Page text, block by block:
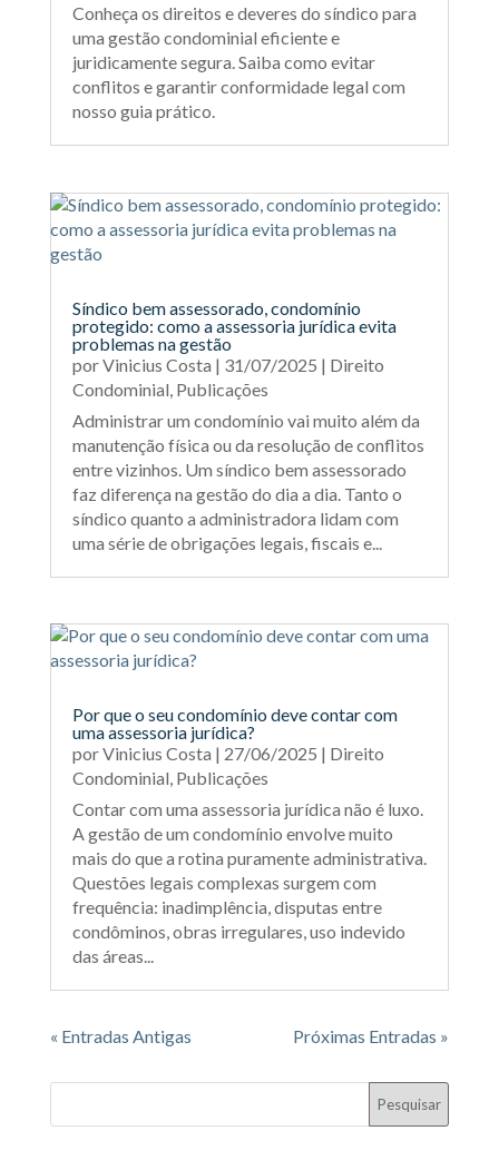
Conheça os direitos e deveres do síndico para
uma gestão condominial eficiente e
juridicamente segura. Saiba como evitar
conflitos e garantir conformidade legal com
nosso guia prático.
Síndico bem assessorado, condomínio
protegido: como a assessoria jurídica evita
problemas na gestão
porVinicius Costa | 31/07/2025 | Direito
Condominial Publicações
Administrar um condomínio vai muito além da
manutenção física ou da resolução de conflitos
entre vizinhos. Um síndico bem assessorado
faz diferença na gestão do dia a dia. Tanto o
síndico quanto a administradora lidam com
uma série de obrigações legais, fiscais e...
Por que o seu condomínio deve contar com
uma assessoria jurídica?
porVinicius Costa | 27/06/2025 | Direito
Condominial, Publicações
Contar com uma assessoria jurídica não é luxo.
A gestão de um condomínio envolve muito
mais do que a rotina puramente administrativa.
Questões legais complexas surgem com
frequência: inadimplência, disputas entre
condôminos, obras irregulares, uso indevido
das áreas...
« Entradas Antigas Próximas Entradas »